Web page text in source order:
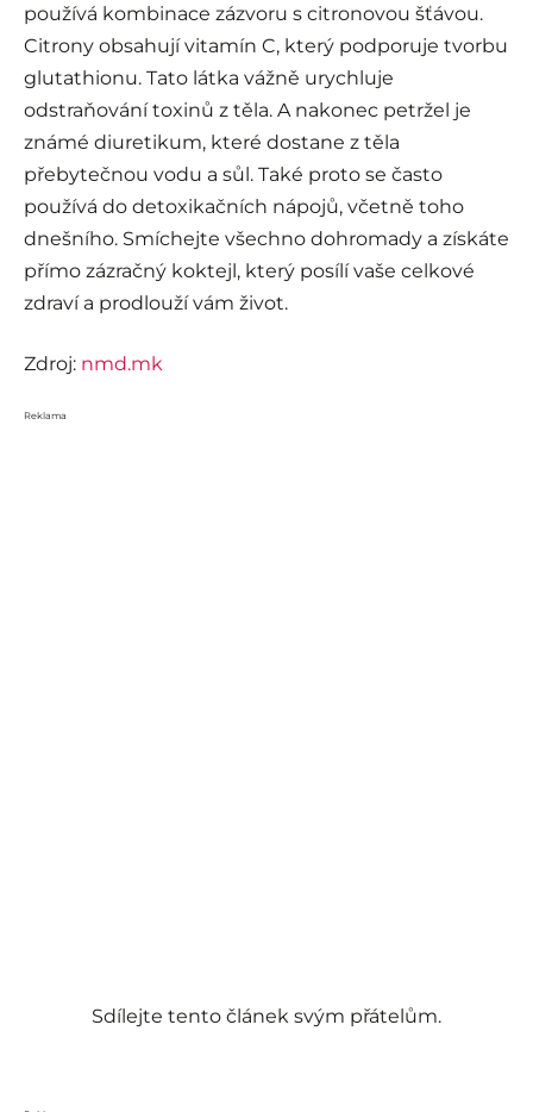
používá kombinace zázvoru s citronovou šťávou.
Citrony obsahují vitamín C, který podporuje tvorbu
glutathionu. Tato látka vážně urychluje
odstraňování toxinů z těla. A nakonec petržel je
známé diuretikum, které dostane z těla
přebytečnou vodu a sůl. Také proto se často
používá do detoxikačních nápojů, včetně toho
dnešního. Smíchejte všechno dohromady a získáte
přímo zázračný koktejl, který posílí vaše celkové
zdraví a prodlouží vám život.
Zdroj: nmd.mk
Reklama
Sdílejte tento článek svým přátelům.